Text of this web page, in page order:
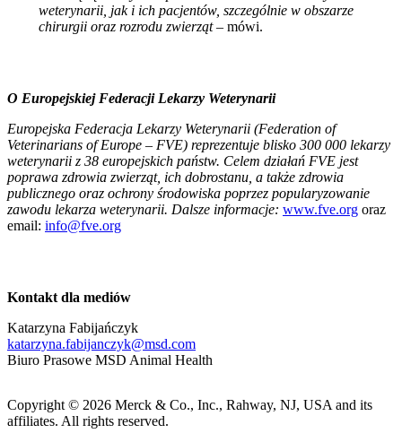
weterynarii, jak i ich pacjentów, szczególnie w obszarze
chirurgii oraz rozrodu zwierząt– mówi.
O Europejskiej Federacji Lekarzy Weterynarii
Europejska Federacja Lekarzy Weterynarii (Federation of
Veterinarians of Europe – FVE) reprezentuje blisko 300 000 lekarzy
weterynarii z 38 europejskich państw. Celem działań FVE jest
poprawa zdrowia zwierząt, ich dobrostanu, a także zdrowia
publicznego oraz ochrony środowiska poprzez popularyzowanie
zawodu lekarza weterynarii. Dalsze informacje: www.fve.org oraz
email: info@fve.org
Kontakt dla mediów
Katarzyna Fabijańczyk
katarzyna.fabijanczyk@msd.com
Biuro Prasowe MSD Animal Health
Copyright © 2026 Merck & Co., Inc., Rahway, NJ, USA and its
affiliates. All rights reserved.